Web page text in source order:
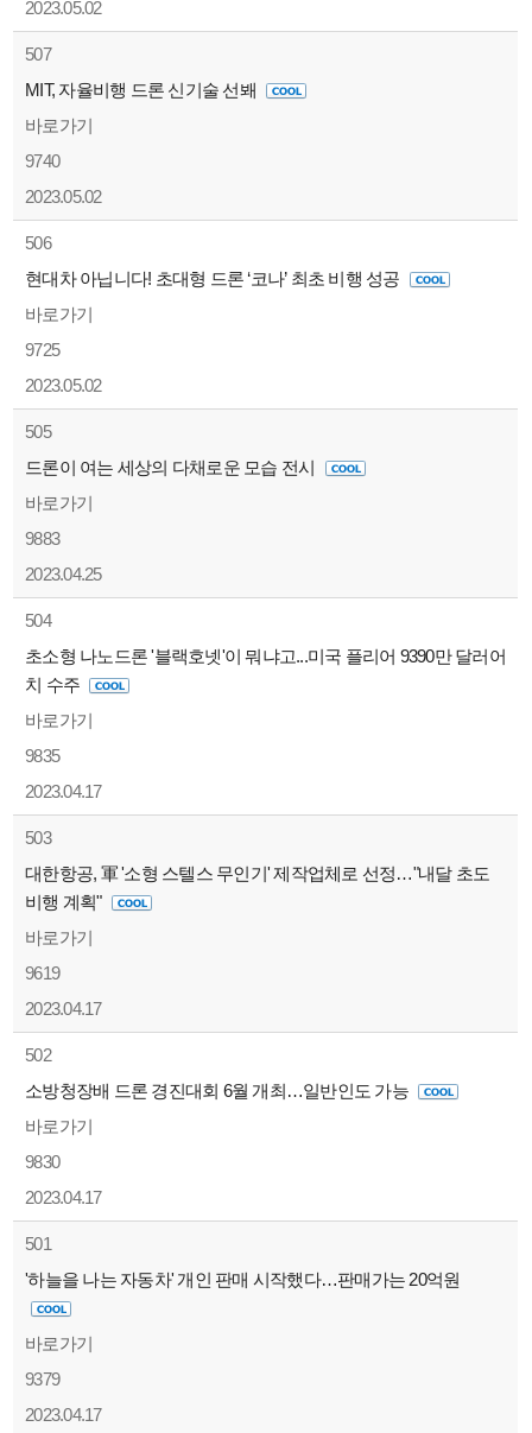
2023.05.02
507
MIT, 자율비행 드론 신기술 선봬
바로가기
9740
2023.05.02
506
현대차 아닙니다! 초대형 드론 ‘코나’ 최초 비행 성공
바로가기
9725
2023.05.02
505
드론이 여는 세상의 다채로운 모습 전시
바로가기
9883
2023.04.25
504
초소형 나노드론 '블랙호넷'이 뭐냐고...미국 플리어 9390만 달러어
치 수주
바로가기
9835
2023.04.17
503
대한항공, 軍 '소형 스텔스 무인기' 제작업체로 선정…"내달 초도
비행 계획"
바로가기
9619
2023.04.17
502
소방청장배 드론 경진대회 6월 개최…일반인도 가능
바로가기
9830
2023.04.17
501
'하늘을 나는 자동차' 개인 판매 시작했다…판매가는 20억원
바로가기
9379
2023.04.17